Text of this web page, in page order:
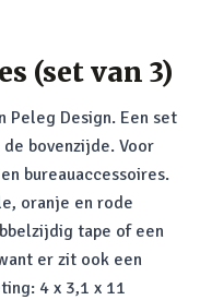
(set van 3)
Peleg Design. Een set
bovenzijde. Voor
bureauaccessoires.
oranje en rode
tape of een
er zit ook een
4 x 3,1 x 11